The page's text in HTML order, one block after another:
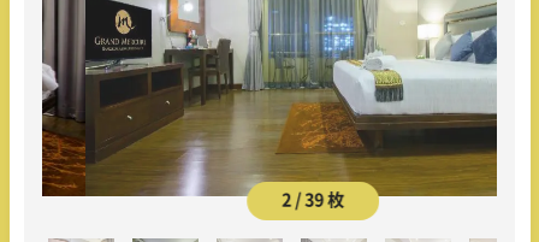
2 / 39 枚